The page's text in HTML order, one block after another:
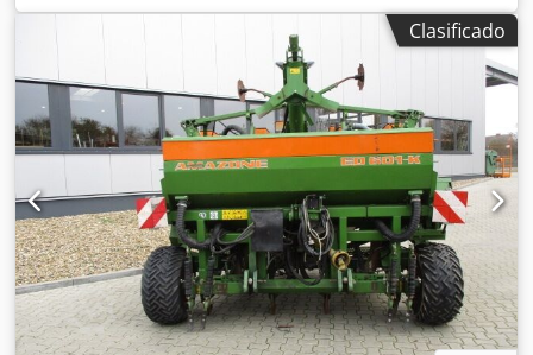
recogida 1.500 l * Enganche de 3 puntos para tractor *
Cuchillas de ala H60 * Rodillos de apoyo * Dispositivo de
triturado (mulching) * Toma de fuerza con rueda libre *
Tolva de recogida con vaciado hidráulico del suelo *
Velocidad de rotación 2.650 rpm * Indicador de nivel de
llenado -----Número interno de vehículo: 8427 ¡Soporte por
WhatsApp disponible! Si tiene preguntas sobre la máquina
o necesita más información, no dude en escribirnos
cómodamente por WhatsApp. Whatsapp Whatsapp ----
Sujeto a errores y venta previa.
Clasificado